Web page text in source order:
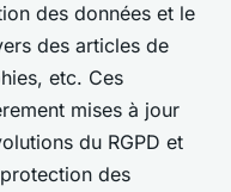
des données et le
des articles de
etc. Ces
mises à jour
du RGPD et
des